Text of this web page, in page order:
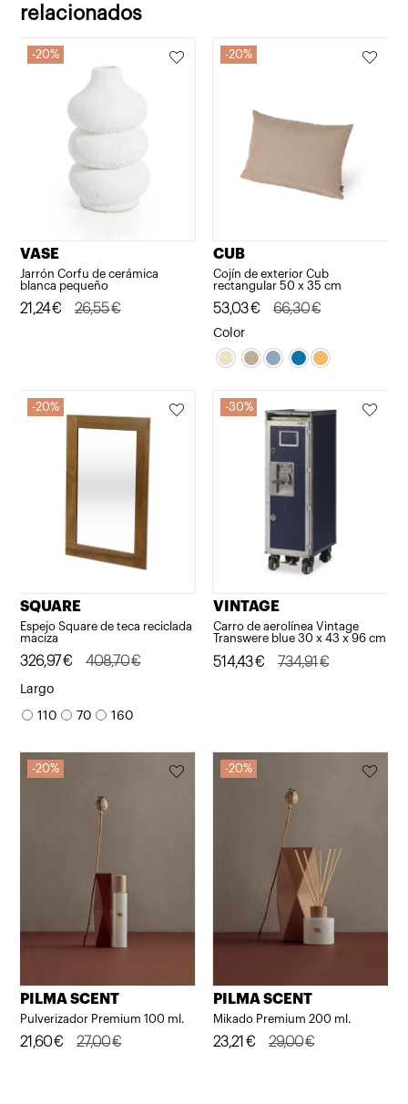
relacionados
20%
VASE
Jarrón Corfu de cerámica
blanca pequeño
26,55€
El
26,55€.
21,24€
El
21,24€.
20%
CUB
Cojín de exterior Cub
rectangular 50 x 35 cm
66,30€
El
precio
original
66,30€.
53,03€
El
precio
actual
53,03€.
Color
20%
SQUARE
Espejo Square de teca reciclada
maciza
408,70€
El
precio
original
408,70€.
326,97€
El
precio
actual
326,97€.
Largo
110 70 160
30%
VINTAGE
Carro de aerolínea Vintage
Transwere blue 30 x 43 x 96 cm
734,91€
El
734,91€.
514,43€
El
514,43€.
20%
PILMA SCENT
Pulverizador Premium 100 ml.
27,00€
El
21,60€
El
20%
PILMA SCENT
Mikado Premium 200 ml.
29,00€
El
23,21 €
El